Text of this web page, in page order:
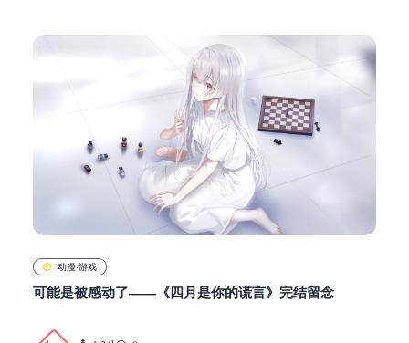
动漫·游戏
可能是被感动了——《四月是你的谎言》完结留念